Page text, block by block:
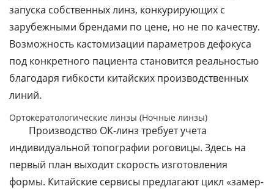
запуска собственных линз, конкурирующих с
зарубежными брендами по цене, но не по качеству.
Возможность кастомизации параметров дефокуса
под конкретного пациента становится реальностью
благодаря гибкости китайских производственных
линий.
Ортокератологические линзы (Ночные линзы)
Производство ОК-линз требует учета
индивидуальной топографии роговицы. Здесь на
первый план выходит скорость изготовления
формы. Китайские сервисы предлагают цикл «замер-